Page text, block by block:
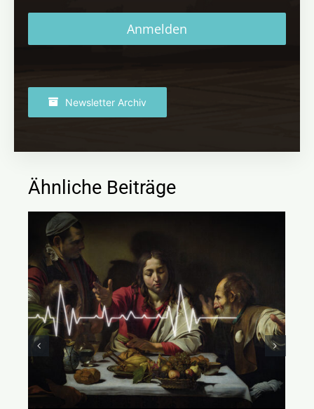
Anmelden
Newsletter Archiv
Ähnliche Beiträge